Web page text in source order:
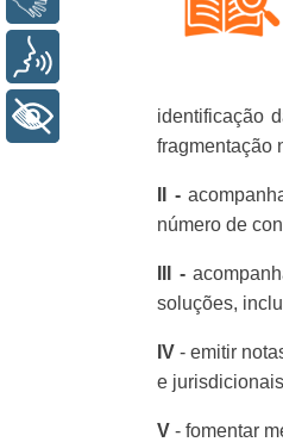
identificação
fragmentação
II -
número de
III -
soluções,
IV - emitir
e
V - fomentar
+ Acessibilidade